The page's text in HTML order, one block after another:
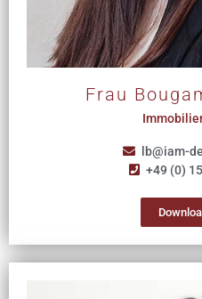
Frau
lb@iam-
+49 (0)